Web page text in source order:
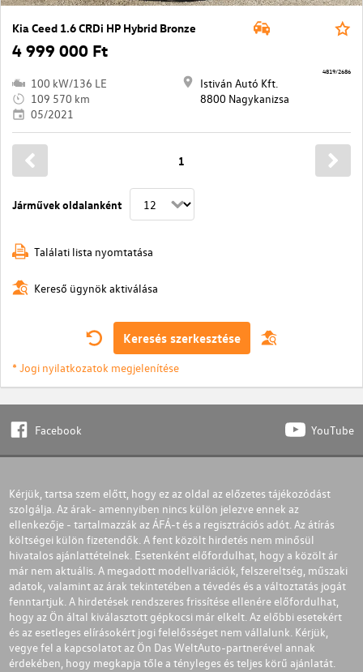
Kia Ceed 1.6 CRDi HP Hybrid Bronze
4 999 000 Ft
100 kW/136 LE
109 570 km
05/2021
Istiván Autó Kft.
8800 Nagykanizsa
4819/2686
Járművek oldalanként
1
Találati lista nyomtatása
Kereső ügynök aktiválása
Keresés szerkesztése
* Jogi nyilatkozatok megjelenítése
Facebook YouTube
Kérjük, tartsa szem előtt, hogy ez az oldal az előzetes tájékozódást
szolgálja. Az árak- amennyiben nincs külön jelezve ennek az
ellenkezője - tartalmazzák az ÁFÁ-t és a regisztrációs adót. Az átírás
költségei külön fizetendők. A fent közölt hirdetés nem minősül
hivatalos ajánlattételnek. Esetenként előfordulhat, hogy a közölt ár
már nem aktuális. A megadott modellvariációk, felszereltség, műszaki
adatok, valamint az árak tekintetében a tévedés és a változtatás jogát
fenntartjuk. A hirdetések rendszeres frissítése ellenére előfordulhat,
hogy az Ön által kiválasztott gépkocsi már elkelt. Az előbbi esetekért
és az esetleges elírásokért jogi felelősséget nem vállalunk. Kérjük,
vegye fel a kapcsolatot az Ön Das WeltAuto-partnerével annak
érdekében, hogy megkapja tőle a tényleges és teljes körű ajánlatát.